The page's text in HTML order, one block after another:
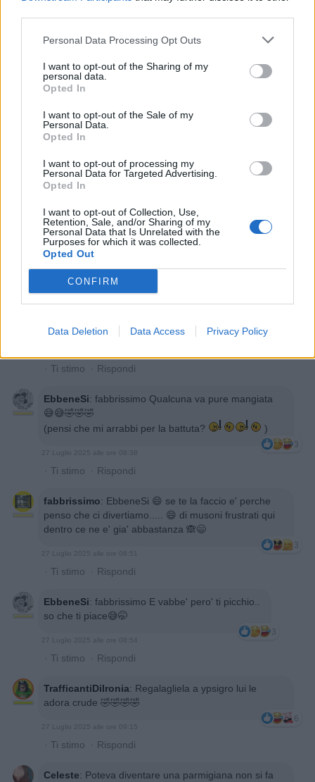
Personal Data Processing Opt Outs
I want to opt-out of the Sharing of my
personal data.
Opted In
I want to opt-out of the Sale of my
Personal Data.
Opted In
I want to opt-out of processing my
Personal Data for Targeted Advertising.
Opted In
I want to opt-out of Collection, Use,
Retention, Sale, and/or Sharing of my
Personal Data that Is Unrelated with the
Purposes for which it was collected.
Opted Out
CONFIRM
Data Deletion Data Access Privacy Policy
ruttolomeo:
26 Luglio 2025 alle ore 13:12
·Ti stimo·Rispondi
fabbrissimo 😝 e tu che te la mangi
· Ti stimo · Rispondi
EbbeneSi: fabbrissimo Qualcuna va pure mangiata
😅😅🤣🤣🤣
(pensi che mi arrabbi per la battuta?
)
3
27 Luglio 2025 alle ore 08:38
· Ti stimo · Rispondi
fabbrissimo: EbbeneSi 😄 se te la faccio e' perche
penso che ci divertiamo..... 😄 di musoni frustrati qui
dentro ce ne e' gia' abbastanza 🙈😄
3
27 Luglio 2025 alle ore 08:51
· Ti stimo · Rispondi
EbbeneSi: fabbrissimo E vabbe' pero' ti picchio..
so che ti piace😅🤭
3
27 Luglio 2025 alle ore 08:54
· Ti stimo · Rispondi
TrafficantiDiIronia: Regalagliela a ypsigro lui le
adora crude 🤣🤣🤣🤣
6
27 Luglio 2025 alle ore 09:15
· Ti stimo · Rispondi
Celeste: Poteva diventare una parmigiana non si fa